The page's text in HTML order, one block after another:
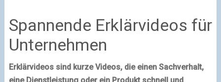
Spannende Erklärvideos für
Unternehmen
Erklärvideos sind kurze Videos, die einen Sachverhalt,